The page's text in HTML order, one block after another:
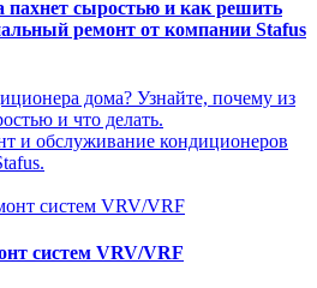
пахнет сыростью и как решить
ремонт от компании Stafus
дома? Узнайте, почему из
и что делать.
и обслуживание кондиционеров
систем VRV/VRF